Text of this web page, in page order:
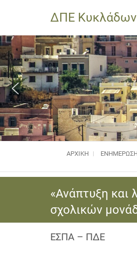
ΔΠΕ Κυκλάδων
ΑΡΧΙΚΗ
«Ανάπτυξη και
σχολικών
ΕΣΠΑ – ΠΔΕ